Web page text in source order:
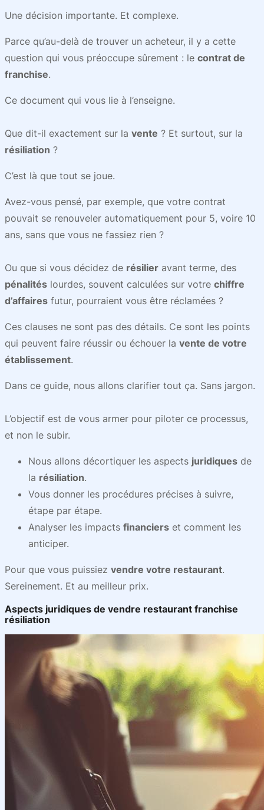
Une décision importante. Et complexe.
Parce qu’au-delà de trouver un acheteur, il y a cette
question qui vous préoccupe sûrement : le contrat de
franchise.
Ce document qui vous lie à l’enseigne.
Que dit-il exactement sur la vente ? Et surtout, sur la
résiliation ?
C’est là que tout se joue.
Avez-vous pensé, par exemple, que votre contrat
pouvait se renouveler automatiquement pour 5, voire 10
ans, sans que vous ne fassiez rien ?
Ou que si vous décidez de résilier avant terme, des
pénalités lourdes, souvent calculées sur votre chiffre
d’affaires futur, pourraient vous être réclamées ?
Ces clauses ne sont pas des détails. Ce sont les points
qui peuvent faire réussir ou échouer la vente de votre
établissement.
Dans ce guide, nous allons clarifier tout ça. Sans jargon.
L’objectif est de vous armer pour piloter ce processus,
et non le subir.
Nous allons décortiquer les aspects juridiques de
la résiliation.
Vous donner les procédures précises à suivre,
étape par étape.
Analyser les impacts financiers et comment les
anticiper.
Pour que vous puissiez vendre votre restaurant.
Sereinement. Et au meilleur prix.
Aspects juridiques de vendre restaurant franchise
résiliation